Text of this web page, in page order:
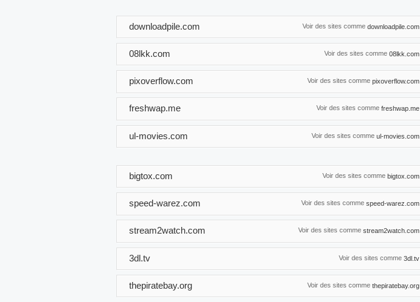
Voir des sites comme downloadpile.com
downloadpile.com
Voir des sites comme 08lkk.com
08lkk.com
Voir des sites comme pixoverflow.com
pixoverflow.com
Voir des sites comme freshwap.me
freshwap.me
Voir des sites comme ul-movies.com
ul-movies.com
Voir des sites comme bigtox.com
bigtox.com
Voir des sites comme speed-warez.com
speed-warez.com
Voir des sites comme stream2watch.com
stream2watch.com
Voir des sites comme 3dl.tv
3dl.tv
Voir des sites comme thepiratebay.org
thepiratebay.org